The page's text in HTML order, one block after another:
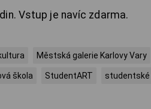
Vstup je navíc zdarma.
Městská galerie Karlovy Vary
škola StudentART studentské